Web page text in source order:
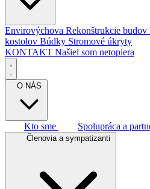
Envirovýchova Rekonštrukcie budov
kostolov Búdky Stromové úkryty
KONTAKT Našiel som netopiera
O NÁS
Kto sme Spolupráca a
Členovia a sympatizanti